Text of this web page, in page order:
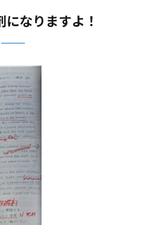
なりますよ！